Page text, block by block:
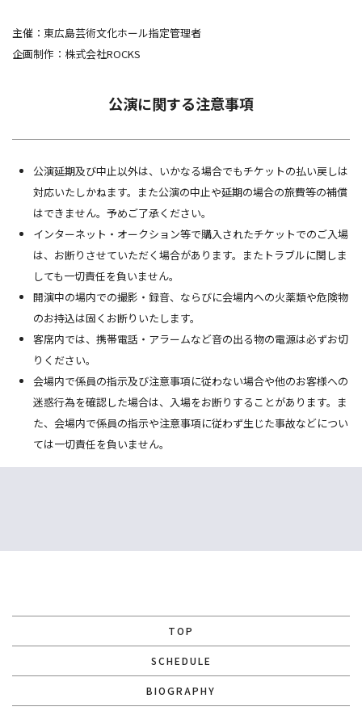
主催：東広島芸術文化ホール指定管理者
企画制作：株式会社ROCKS
公演に関する注意事項
公演延期及び中止以外は、いかなる場合でもチケットの払い戻しは
対応いたしかねます。また公演の中止や延期の場合の旅費等の補償
はできません。予めご了承ください。
インターネット・オークション等で購入されたチケットでのご入場
は、お断りさせていただく場合があります。またトラブルに関しま
しても一切責任を負いません。
開演中の場内での撮影・録音、ならびに会場内への火薬類や危険物
のお持込は固くお断りいたします。
客席内では、携帯電話・アラームなど音の出る物の電源は必ずお切
りください。
会場内で係員の指示及び注意事項に従わない場合や他のお客様への
迷惑行為を確認した場合は、入場をお断りすることがあります。ま
た、会場内で係員の指示や注意事項に従わず生じた事故などについ
ては一切責任を負いません。
TOP
SCHEDULE
BIOGRAPHY